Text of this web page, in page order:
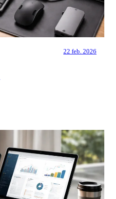
22 feb. 2026